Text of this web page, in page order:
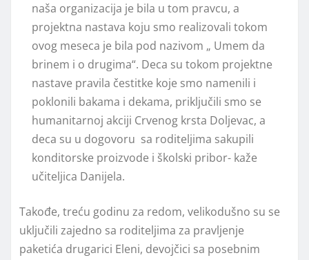
naša organizacija je bila u tom pravcu, a
projektna nastava koju smo realizovali tokom
ovog meseca je bila pod nazivom „ Umem da
brinem i o drugima“. Deca su tokom projektne
nastave pravila čestitke koje smo namenili i
poklonili bakama i dekama, priključili smo se
humanitarnoj akciji Crvenog krsta Doljevac, a
deca su u dogovoru sa roditeljima sakupili
konditorske proizvode i školski pribor- kaže
učiteljica Danijela.
Takođe, treću godinu za redom, velikodušno su se
uključili zajedno sa roditeljima za pravljenje
paketića drugarici Eleni, devojčici sa posebnim